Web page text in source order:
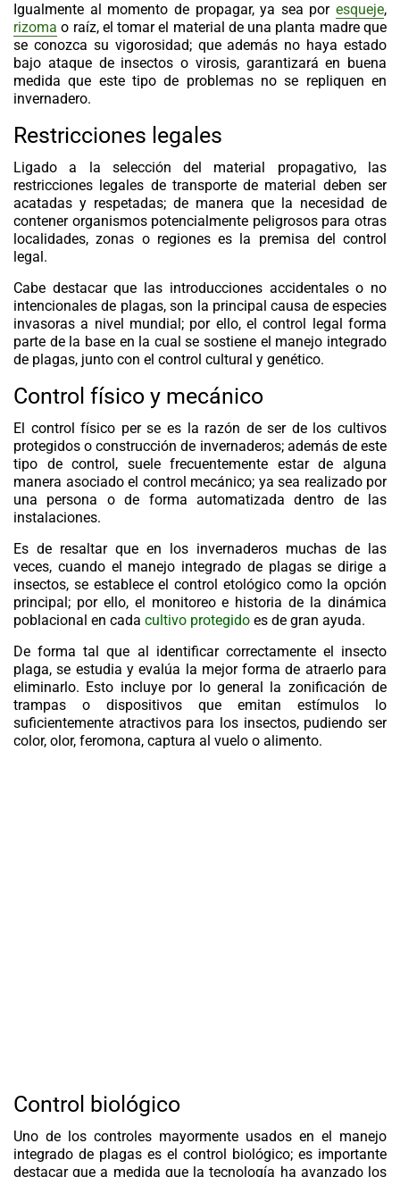
Igualmente al momento de propagar, ya sea por esqueje,
rizoma o raíz, el tomar el material de una planta madre que
se conozca su vigorosidad; que además no haya estado
bajo ataque de insectos o virosis, garantizará en buena
medida que este tipo de problemas no se repliquen en
invernadero.
Restricciones legales
Ligado a la selección del material propagativo, las
restricciones legales de transporte de material deben ser
acatadas y respetadas; de manera que la necesidad de
contener organismos potencialmente peligrosos para otras
localidades, zonas o regiones es la premisa del control
legal.
Cabe destacar que las introducciones accidentales o no
intencionales de plagas, son la principal causa de especies
invasoras a nivel mundial; por ello, el control legal forma
parte de la base en la cual se sostiene el manejo integrado
de plagas, junto con el control cultural y genético.
Control físico y mecánico
El control físico per se es la razón de ser de los cultivos
protegidos o construcción de invernaderos; además de este
tipo de control, suele frecuentemente estar de alguna
manera asociado el control mecánico; ya sea realizado por
una persona o de forma automatizada dentro de las
instalaciones.
Es de resaltar que en los invernaderos muchas de las
veces, cuando el manejo integrado de plagas se dirige a
insectos, se establece el control etológico como la opción
principal; por ello, el monitoreo e historia de la dinámica
poblacional en cada cultivo protegido es de gran ayuda.
De forma tal que al identificar correctamente el insecto
plaga, se estudia y evalúa la mejor forma de atraerlo para
eliminarlo. Esto incluye por lo general la zonificación de
trampas o dispositivos que emitan estímulos lo
suficientemente atractivos para los insectos, pudiendo ser
color, olor, feromona, captura al vuelo o alimento.
Control biológico
Uno de los controles mayormente usados en el manejo
integrado de plagas es el control biológico; es importante
destacar que a medida que la tecnología ha avanzado los